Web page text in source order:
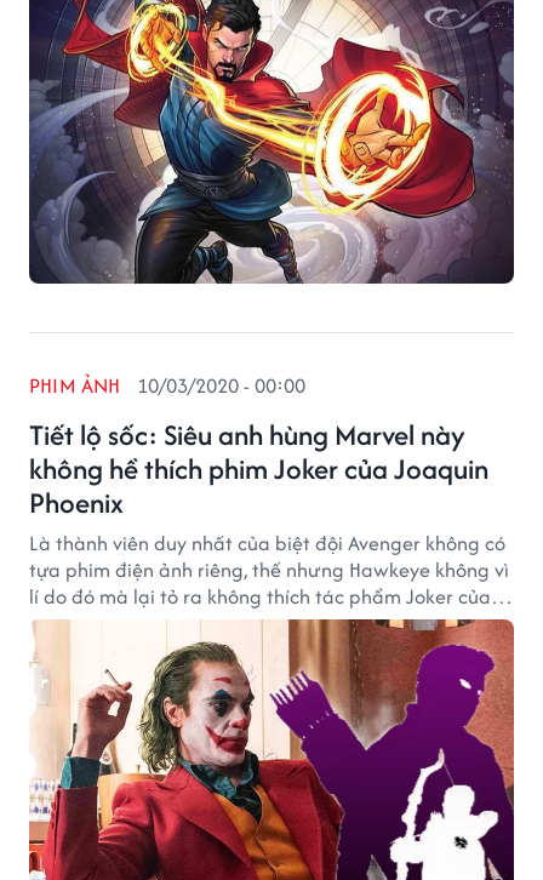
Tiết lộ sốc: Siêu anh hùng Marvel này
không hề thích phim Joker của Joaquin
Phoenix
PHIM ẢNH 10/03/2020 - 00:00
Là thành viên duy nhất của biệt đội Avenger không có
tựa phim điện ảnh riêng, thế nhưng Hawkeye không vì
lí do đó mà lại tỏ ra không thích tác phẩm Joker của
DC.